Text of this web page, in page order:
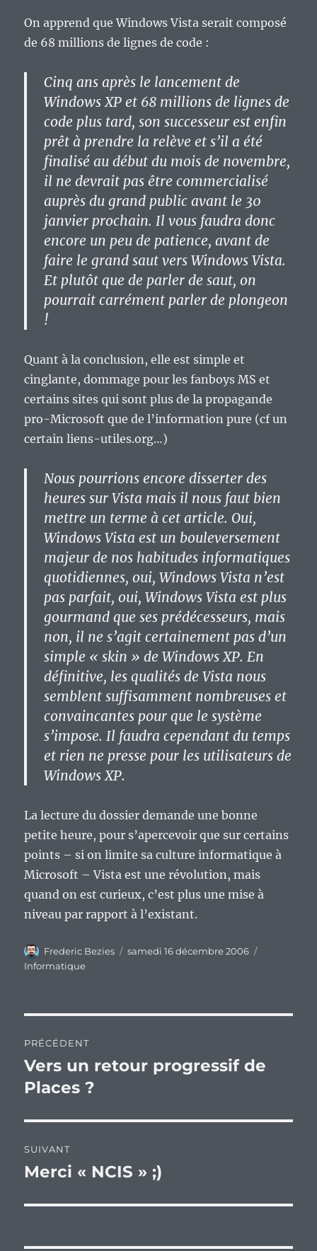
On apprend que Windows Vista serait composé
de 68 millions de lignes de code :
Cinq ans après le lancement de
Windows XP et 68 millions de lignes de
code plus tard, son successeur est enfin
prêt à prendre la relève et s’il a été
finalisé au début du mois de novembre,
il ne devrait pas être commercialisé
auprès du grand public avant le 30
janvier prochain. Il vous faudra donc
encore un peu de patience, avant de
faire le grand saut vers Windows Vista.
Et plutôt que de parler de saut, on
pourrait carrément parler de plongeon
!
Quant à la conclusion, elle est simple et
cinglante, dommage pour les fanboys MS et
certains sites qui sont plus de la propagande
pro-Microsoft que de l’information pure (cf un
certain liens-utiles.org…)
Nous pourrions encore disserter des
heures sur Vista mais il nous faut bien
mettre un terme à cet article. Oui,
Windows Vista est un bouleversement
majeur de nos habitudes informatiques
quotidiennes, oui, Windows Vista n’est
pas parfait, oui, Windows Vista est plus
gourmand que ses prédécesseurs, mais
non, il ne s’agit certainement pas d’un
simple « skin » de Windows XP. En
définitive, les qualités de Vista nous
semblent suffisamment nombreuses et
convaincantes pour que le système
s’impose. Il faudra cependant du temps
et rien ne presse pour les utilisateurs de
Windows XP.
La lecture du dossier demande une bonne
petite heure, pour s’apercevoir que sur certains
points – si on limite sa culture informatique à
Microsoft – Vista est une révolution, mais
quand on est curieux, c’est plus une mise à
niveau par rapport à l’existant.
Auteur
Frederic Bezies
Publié
samedi 16 décembre 2006
Informatique
de
l’article
PRÉCÉDENT
Publication
précédente :
Vers un retour progressif de
Places ?
SUIVANT
Publication
Merci « NCIS » ;)